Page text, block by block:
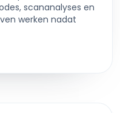
scananalyses en
werken nadat